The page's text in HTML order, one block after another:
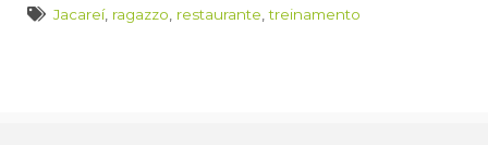
Jacareí, ragazzo, restaurante,treinamento